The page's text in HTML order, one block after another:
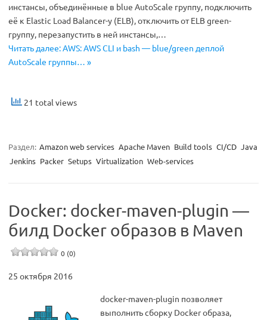
инстансы, объединённые в blue AutoScale группу, подключить
её к Elastic Load Balancer-у (ELB), отключить от ELB green-
группу, перезапустить в ней инстансы,…
Читать далее: AWS: AWS CLI и bash — blue/green деплой
AutoScale группы… »
21 total views
Раздел: Amazon web services Apache Maven Build tools CI/CD Java
Jenkins Packer Setups Virtualization Web-services
Docker: docker-maven-plugin —
билд Doсker образов в Maven
0 (0)
25 октября 2016
docker-maven-plugin позволяет
выполнить сборку Docker образа,